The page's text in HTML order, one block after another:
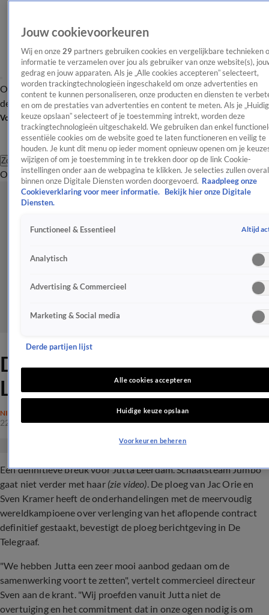
OverzichtAfleveringen Entertainment TV Algemeen
Tip
de redactieNieuwsbrief
Volg Shownieuws
Zoeken
OverzichtEntertainmentSpraakmakendRealityCrimeVideo's
Definitieve breuk voor Jutta
Leerdam
NIEUWS
22 apr 2024, 18:07
Een definitieve breuk voor Jutta Leerdam. Schaatsteam Jumbo
gaat niet verder met haar (zie video). De ploeg van Jac Orie en
Sven Kramer heeft de onderhandelingen met de meervoudig
wereldkampioene over verlenging van het aflopende contract
definitief gestaakt, bevestigt de ploeg berichtgeving in De
Telegraaf.
"We hebben Jutta een zeer mooi aanbod gedaan om de
samenwerking voort te zetten", vertelt commercieel directeur
Sven aan de krant. "Wij proefden vanuit Jutta niet de
overtuiging en het commitment dat in onze ogen nodig is om
Jouw cookievoorkeuren
Wij en onze 29 partners gebruiken cookies en vergelijkbare technieken
informatie te verzamelen over jou als gebruiker van onze website(s),
gedrag en jouw apparaten. Als je „Alle cookies accepteren” selecteert,
worden trackingtechnologieën ingeschakeld om onze advertenties en
content te kunnen personaliseren, onze producten en diensten te
en om de prestaties van advertenties en content te meten. Als je
keuze opslaan” selecteert of je toestemming intrekt, worden deze
trackingtechnologieën uitgeschakeld. We gebruiken dan enkel
essentiële cookies om de website goed te laten functioneren en veilig te
houden. Je kunt dit menu op ieder moment opnieuw openen om je
wijzigen of om je toestemming in te trekken door op de link Cookie-
instellingen onder aan de webpagina te klikken. Je selecties zullen overal
binnen onze Digitale Diensten worden doorgevoerd. Raadpleeg onze
Cookieverklaring voor meer informatie.
Bekijk hier onze Digitale
Diensten.
Functioneel & Essentieel Altijd
Analytisch
Advertising & Commercieel
Marketing & Social media
Derde partijen lijst
Alle cookies accepteren
Huidige keuze opslaan
Voorkeuren beheren